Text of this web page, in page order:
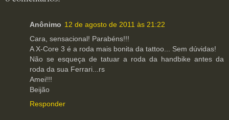
Anônimo 12 de agosto de 2011 às 21:22
Cara, sensacional! Parabéns!!!
A X-Core 3 é a roda mais bonita da tattoo... Sem dúvidas!
Não se esqueça de tatuar a roda da handbike antes da
roda da sua Ferrari...rs
Amei!!!
Beijão
Responder